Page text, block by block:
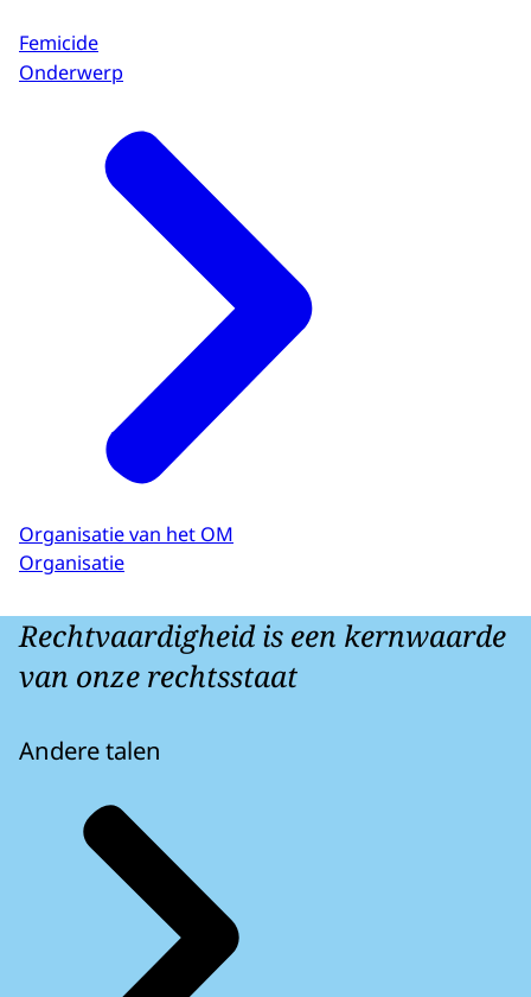
Femicide
Onderwerp
Organisatie van het OM
Organisatie
Rechtvaardigheid is een kernwaarde
van onze rechtsstaat
Andere talen